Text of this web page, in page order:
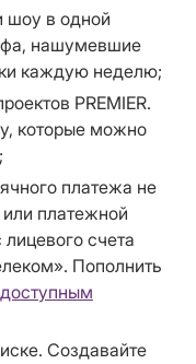
шоу в одной
нашумевшие
каждую неделю;
PREMIER.
которые можно
платежа не
платежной
счета
Пополнить
Создавайте